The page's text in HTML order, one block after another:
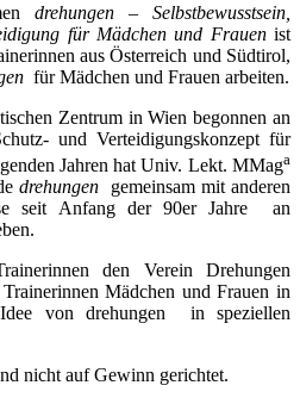
drehungen –Selbstbewusstsein,
für Mädchen und Frauenist
aus Österreich und Südtirol,
für Mädchen und Frauen arbeiten.
Zentrum in Wien begonnen an
und Verteidigungskonzept für
Jahren hat Univ. Lekt. MMaga
drehungen gemeinsam mit anderen
seit Anfang der 90er Jahre an
den Verein Drehungen
Mädchen und Frauen in
von drehungen in speziellen
nicht auf Gewinn gerichtet.